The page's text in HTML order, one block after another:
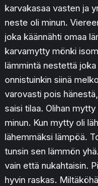
karvakasaa vasten ja
neste oli minun.
joka käännähti omaa
karvamytty mönki
lämmintä nestettä joka
onnistuinkin siinä
varovasti pois
saisi tilaa. Olihan
minun. Kun mytty oli
lähemmäksi lämpöä.
tunsin sen lämmön
vain että nukahtaisin.
hyvin raskas.